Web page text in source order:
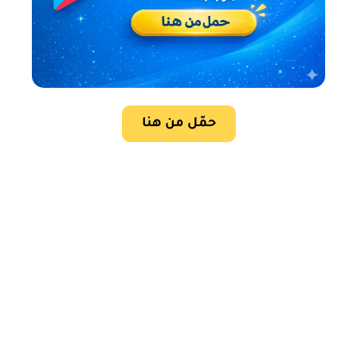
حمّل من هنا